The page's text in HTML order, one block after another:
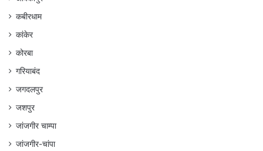
कबीरधाम
कांकेर
कोरबा
गरियाबंद
जगदलपुर
जशपुर
जांजगीर चाम्पा
जांजगीर-चांपा